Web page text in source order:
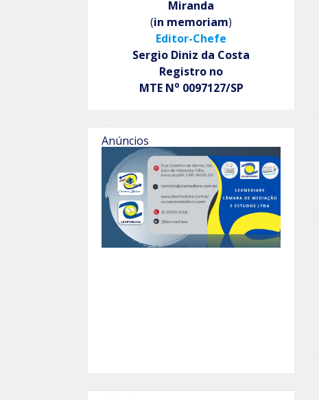
Miranda
(in memoriam)
Editor-Chefe
Sergio Diniz da Costa
Registro no
MTE No 0097127/SP
Anúncios